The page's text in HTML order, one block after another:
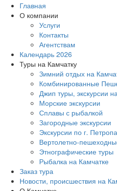
Главная
О компании
Услуги
Контакты
Агентствам
Календарь 2026
Туры на Камчатку
Зимний отдых на
Комбинированные
Джип туры, экскурсии
Морские экскурсии
Сплавы с рыбалкой
Загородные экскурсии
Экскурсии по г.
Вертолетно-
Этнографические туры
Рыбалка на Камчатке
Заказ тура
Новости, происшествия на